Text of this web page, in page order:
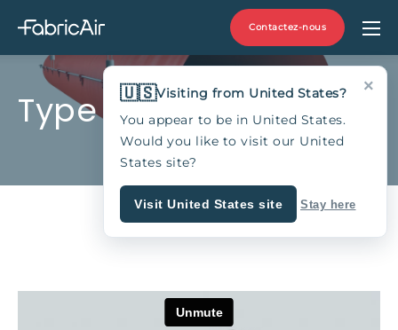
Contactez-nous
Type 02
×
🇺🇸Visiting from United States?
You appear to be in United States.
Would you like to visit our United
States site?
Visit United States site Stay here